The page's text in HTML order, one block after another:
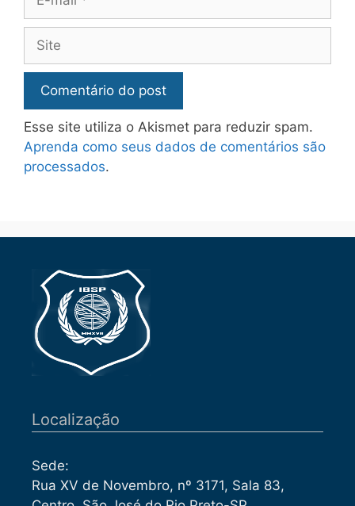
Esse site utiliza o Akismet para reduzir spam.
Aprenda como seus dados de comentários são
processados.
Localização
Sede:
Rua XV de Novembro, nº 3171, Sala 83,